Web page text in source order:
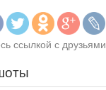
ссылкой с друзьями